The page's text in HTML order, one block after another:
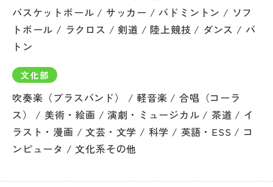
バスケットボール / サッカー / バドミントン / ソフ
トボール / ラクロス / 剣道 / 陸上競技 / ダンス / バ
トン
文化部
吹奏楽（ブラスバンド） / 軽音楽 / 合唱（コーラ
ス） / 美術・絵画 / 演劇・ミュージカル / 茶道 / イ
ラスト・漫画 / 文芸・文学 / 科学 / 英語・ESS / コ
ンピュータ / 文化系その他